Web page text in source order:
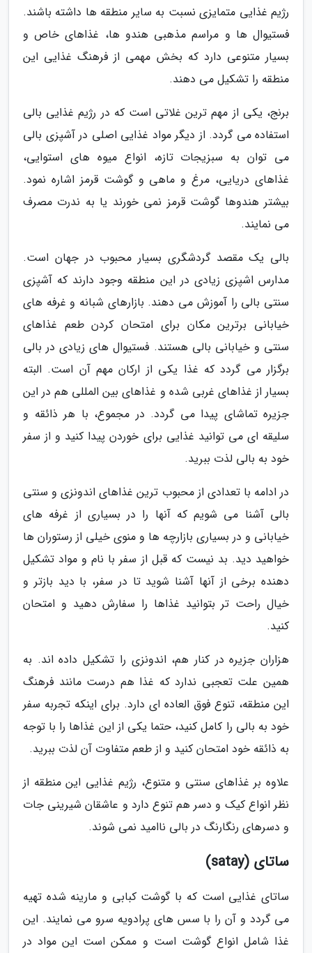
رژیم غذایی متمایزی نسبت به سایر منطقه ها داشته باشند.
فستیوال ها و مراسم مذهبی هندو ها، غذاهای خاص و
بسیار متنوعی دارد که بخش مهمی از فرهنگ غذایی این
منطقه را تشکیل می دهند.
برنج، یکی از مهم ترین غلاتی است که در رژیم غذایی بالی
استفاده می گردد. از دیگر مواد غذایی اصلی در آشپزی بالی
می توان به سبزیجات تازه، انواع میوه های استوایی،
غذاهای دریایی، مرغ و ماهی و گوشت قرمز اشاره نمود.
بیشتر هندوها گوشت قرمز نمی خورند یا به ندرت مصرف
می نمایند.
بالی یک مقصد گردشگری بسیار محبوب در جهان است.
مدارس اشپزی زیادی در این منطقه وجود دارند که آشپزی
سنتی بالی را آموزش می دهند. بازارهای شبانه و غرفه های
خیابانی برترین مکان برای امتحان کردن طعم غذاهای
سنتی و خیابانی بالی هستند. فستیوال های زیادی در بالی
برگزار می گردد که غذا یکی از ارکان مهم آن است. البته
بسیار از غذاهای غربی شده و غذاهای بین المللی هم در این
جزیره تماشای پیدا می گردد. در مجموع، با هر ذائقه و
سلیقه ای می توانید غذایی برای خوردن پیدا کنید و از سفر
خود به بالی لذت ببرید.
در ادامه با تعدادی از محبوب ترین غذاهای اندونزی و سنتی
بالی آشنا می شویم که آنها را در بسیاری از غرفه های
خیابانی و در بسیاری بازارچه ها و منوی خیلی از رستوران ها
خواهید دید. بد نیست که قبل از سفر با نام و مواد تشکیل
دهنده برخی از آنها آشنا شوید تا در سفر، با دید بازتر و
خیال راحت تر بتوانید غذاها را سفارش دهید و امتحان
کنید.
هزاران جزیره در کنار هم، اندونزی را تشکیل داده اند. به
همین علت تعجبی ندارد که غذا هم درست مانند فرهنگ
این منطقه، تنوع فوق العاده ای دارد. برای اینکه تجربه سفر
خود به بالی را کامل کنید، حتما یکی از این غذاها را با توجه
به ذائقه خود امتحان کنید و از طعم متفاوت آن لذت ببرید.
علاوه بر غذاهای سنتی و متنوع، رژیم غذایی این منطقه از
نظر انواع کیک و دسر هم تنوع دارد و عاشقان شیرینی جات
و دسرهای رنگارنگ در بالی ناامید نمی شوند.
ساتای (satay)
ساتای غذایی است که با گوشت کبابی و مارینه شده تهیه
می گردد و آن را با سس های پرادویه سرو می نمایند. این
غذا شامل انواع گوشت است و ممکن است این مواد در